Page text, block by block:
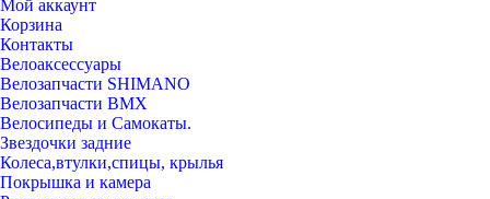
Мой аккаунт
Корзина
Контакты
Велоаксессуары
Велозапчасти SHIMANO
Велозапчасти BMX
Велосипеды и Самокаты.
Звездочки задние
Колеса,втулки,спицы, крылья
Покрышка и камера